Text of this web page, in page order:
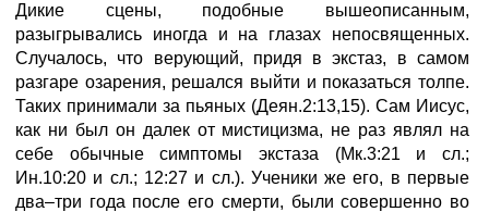
Дикие сцены, подобные вышеописанным,
разыгрывались иногда и на глазах непосвященных.
Случалось, что верующий, придя в экстаз, в самом
разгаре озарения, решался выйти и показаться толпе.
Таких принимали за пьяных (Деян.2:13,15). Сам Иисус,
как ни был он далек от мистицизма, не раз являл на
себе обычные симптомы экстаза (Мк.3:21 и сл.;
Ин.10:20 и сл.; 12:27 и сл.). Ученики же его, в первые
два–три года после его смерти, были совершенно во